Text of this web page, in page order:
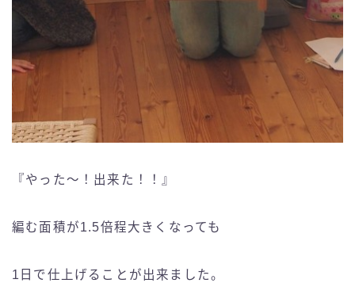
『やった〜！出来た！！』
編む面積が1.5倍程大きくなっても
1日で仕上げることが出来ました。